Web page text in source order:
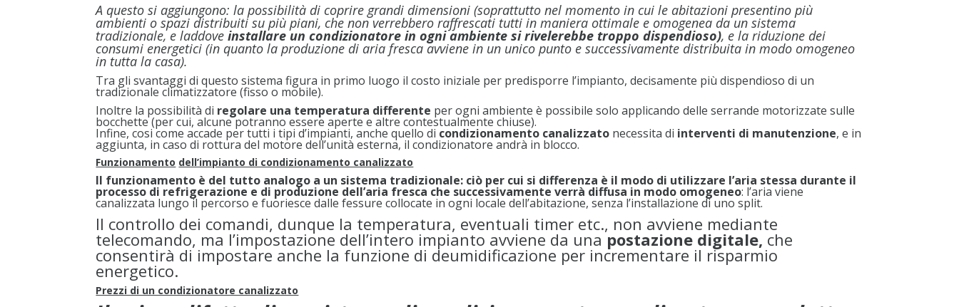
A questo si aggiungono: la possibilità di coprire grandi dimensioni (soprattutto nel momento in cui le abitazioni presentino più
ambienti o spazi distribuiti su più piani, che non verrebbero raffrescati tutti in maniera ottimale e omogenea da un sistema
tradizionale, e laddoveinstallare un condizionatore in ogni ambiente si rivelerebbe troppo dispendioso), e la riduzione dei
consumi energetici (in quanto la produzione di aria fresca avviene in un unico punto e successivamente distribuita in modo omogeneo
in tutta la casa).
Tra gli svantaggi di questo sistema figura in primo luogo il costo iniziale per predisporre l’impianto, decisamente più dispendioso di un
tradizionale climatizzatore (fisso o mobile).
Inoltre la possibilità di regolare una temperatura differente per ogni ambiente è possibile solo applicando delle serrande motorizzate sulle
bocchette (per cui, alcune potranno essere aperte e altre contestualmente chiuse).
Infine, cosi come accade per tutti i tipi d’impianti, anche quello di condizionamento canalizzato necessita di interventi di manutenzione, e in
aggiunta, in caso di rottura del motore dell’unità esterna, il condizionatore andrà in blocco.
Funzionamento dell’impianto di condizionamento canalizzato
Il funzionamento è del tutto analogo a un sistema tradizionale: ciò per cui si differenza è il modo di utilizzare l’aria stessa durante il
processo di refrigerazione e di produzione dell’aria fresca che successivamente verrà diffusa in modo omogeneo: l’aria viene
canalizzata lungo il percorso e fuoriesce dalle fessure collocate in ogni locale dell’abitazione, senza l’installazione di uno split.
Il controllo dei comandi, dunque la temperatura, eventuali timer etc., non avviene mediante
telecomando, ma l’impostazione dell’intero impianto avviene da unapostazione digitale, che
consentirà di impostare anche la funzione di deumidificazione per incrementare il risparmio
energetico.
Prezzi di un condizionatore canalizzato